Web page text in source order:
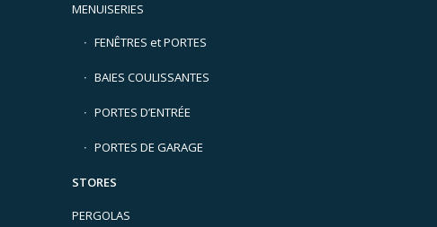
MENUISERIES
FENÊTRES et PORTES
BAIES COULISSANTES
PORTES D’ENTRÉE
PORTES DE GARAGE
STORES
PERGOLAS